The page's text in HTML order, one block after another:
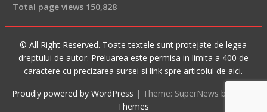
Total page views 150,828
© All Right Reserved. Toate textele sunt protejate de legea
dreptului de autor. Preluarea este permisa in limita a 400 de
caractere cu precizarea sursei si link spre articolul de aici.
Proudly powered by WordPress | Theme: SuperNews by
Themes